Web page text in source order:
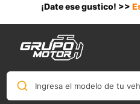
¡Date ese gustico! >>
Ingresa el modelo de tu